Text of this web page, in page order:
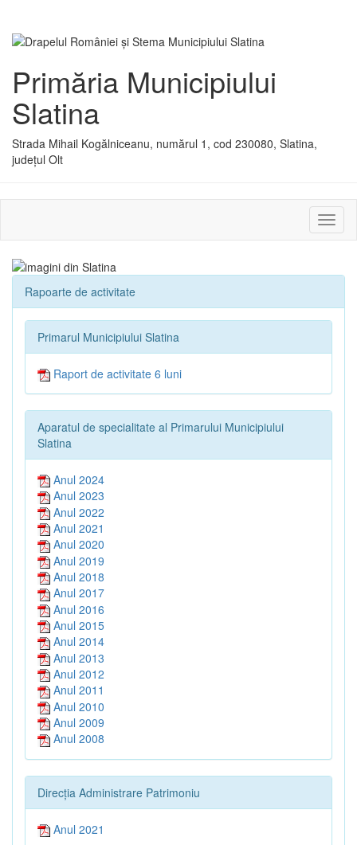
Primăria Municipiului
Slatina
Strada Mihail Kogălniceanu, numărul 1, cod 230080, Slatina,
județul Olt
sau
Rapoarte de activitate
Primarul Municipiului Slatina
Raport de activitate 6 luni
Aparatul de specialitate al Primarului Municipiului
Slatina
Anul 2024
Anul 2023
Anul 2022
Anul 2021
Anul 2020
Anul 2019
Anul 2018
Anul 2017
Anul 2016
Anul 2015
Anul 2014
Anul 2013
Anul 2012
Anul 2011
Anul 2010
Anul 2009
Anul 2008
Direcția Administrare Patrimoniu
Anul 2021